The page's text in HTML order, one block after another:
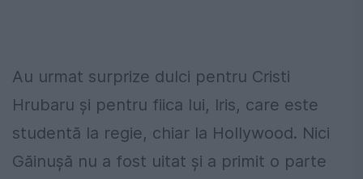
Au urmat surprize dulci pentru Cristi
Hrubaru și pentru fiica lui, Iris, care este
studentă la regie, chiar la Hollywood. Nici
Găinușă nu a fost uitat și a primit o parte